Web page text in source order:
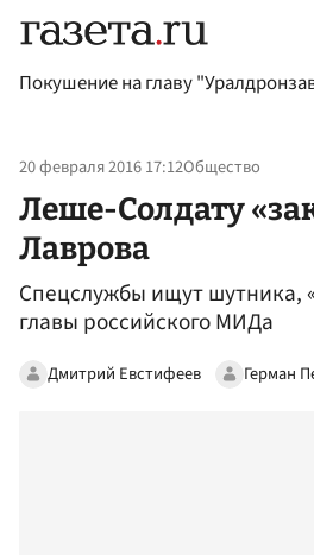
Покушение на главу
20 февраля 2016 17:12Общество
Леше-Солдату
Лаврова
Спецслужбы ищут шутника,
главы российского МИДа
Дмитрий Евстифеев Герман